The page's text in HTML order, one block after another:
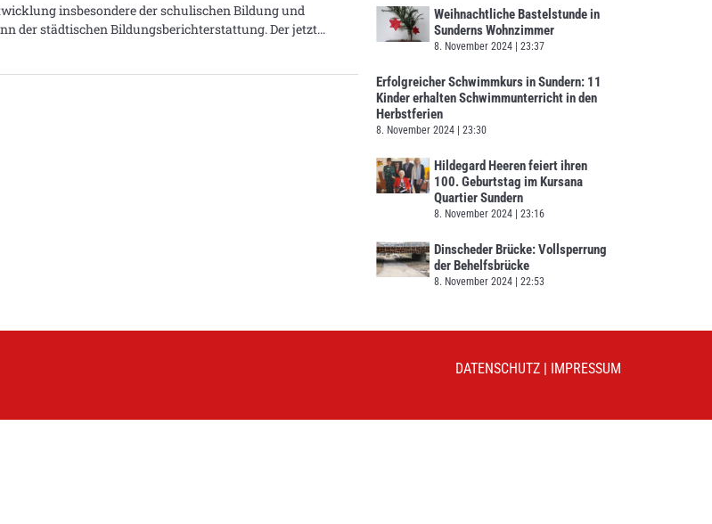
insbesondere der schulischen Bildung und
der städtischen Bildungsberichterstattung. Der jetzt
Weihnachtliche Bastelstunde in
Sunderns Wohnzimmer
8. November 2024 23:37
Erfolgreicher Schwimmkurs in Sundern: 11
Kinder erhalten Schwimmunterricht in den
Herbstferien
8. November 2024 23:30
Hildegard Heeren feiert ihren
100. Geburtstag im Kursana
Quartier Sundern
8. November 2024 23:16
Dinscheder Brücke: Vollsperrung
der Behelfsbrücke
8. November 2024 22:53
DATENSCHUTZ | IMPRESSUM